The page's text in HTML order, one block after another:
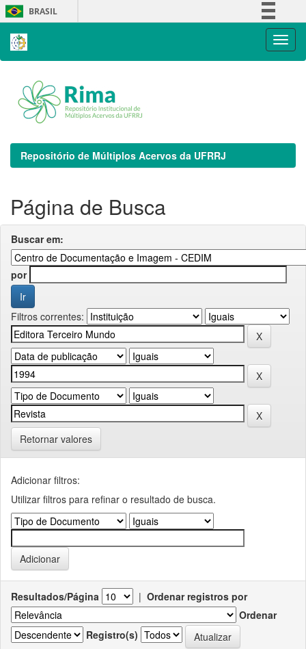
Skip
navigation
BRASIL
Repositório de Múltiplos Acervos da UFRRJ
Página de Busca
Buscar em:
por
Filtros correntes:
Retornar valores
Adicionar filtros:
Utilizar filtros para refinar o resultado de busca.
Resultados/Página | Ordenar registros por
Ordenar
Registro(s)